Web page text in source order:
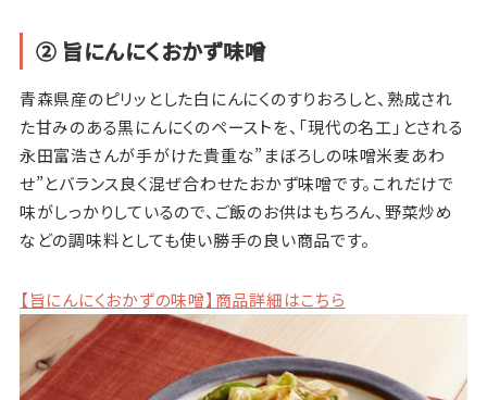
② 旨にんにくおかず味噌
青森県産のピリッとした白にんにくのすりおろしと、熟成され
た甘みのある黒にんにくのペーストを、「現代の名工」とされる
永田富浩さんが手がけた貴重な”まぼろしの味噌米麦あわ
せ”とバランス良く混ぜ合わせたおかず味噌です。これだけで
味がしっかりしているので、ご飯のお供はもちろん、野菜炒め
などの調味料としても使い勝手の良い商品です。
【旨にんにくおかずの味噌】商品詳細はこちら